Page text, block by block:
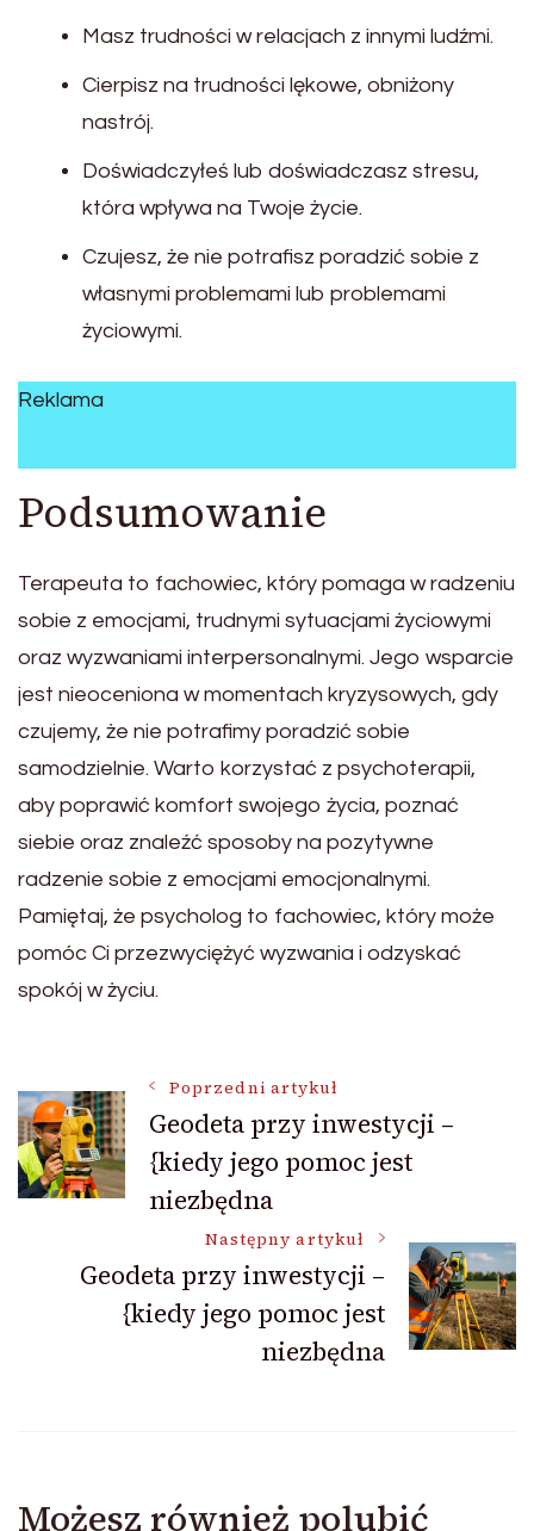
Masz trudności w relacjach z innymi ludźmi.
Cierpisz na trudności lękowe, obniżony
nastrój.
Doświadczyłeś lub doświadczasz stresu,
która wpływa na Twoje życie.
Czujesz, że nie potrafisz poradzić sobie z
własnymi problemami lub problemami
życiowymi.
Reklama
Podsumowanie
Terapeuta to fachowiec, który pomaga w radzeniu
sobie z emocjami, trudnymi sytuacjami życiowymi
oraz wyzwaniami interpersonalnymi. Jego wsparcie
jest nieoceniona w momentach kryzysowych, gdy
czujemy, że nie potrafimy poradzić sobie
samodzielnie. Warto korzystać z psychoterapii,
aby poprawić komfort swojego życia, poznać
siebie oraz znaleźć sposoby na pozytywne
radzenie sobie z emocjami emocjonalnymi.
Pamiętaj, że psycholog to fachowiec, który może
pomóc Ci przezwyciężyć wyzwania i odzyskać
spokój w życiu.
Nawigacja
wpisu
Poprzedni artykuł
Geodeta przy inwestycji –
{kiedy jego pomoc jest
niezbędna
Następny artykuł
Geodeta przy inwestycji –
{kiedy jego pomoc jest
niezbędna
Możesz również polubić